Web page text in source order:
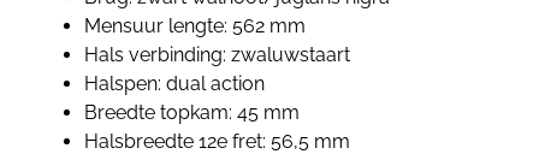
Mensuur lengte: 562 mm
Hals verbinding: zwaluwstaart
Halspen: dual action
Breedte topkam: 45 mm
Halsbreedte 12e fret: 56,5 mm